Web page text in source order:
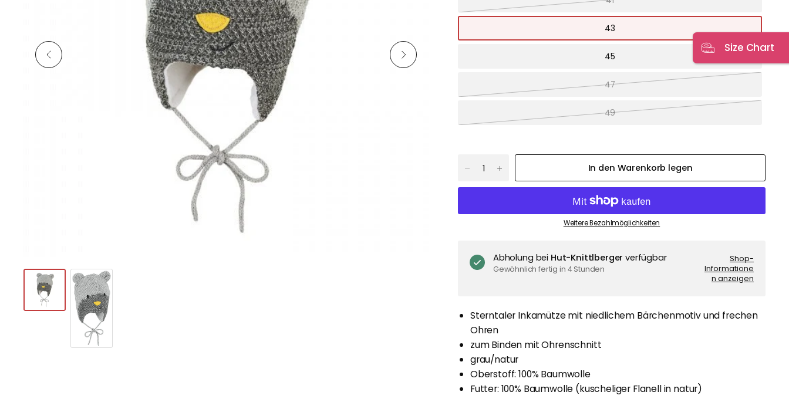
43
45
47
49
In den Warenkorb legen
Weitere Bezahlmöglichkeiten
Abholung bei Hut-Knittlberger verfügbar
Gewöhnlich fertig in 4 Stunden
Shop-
Informatione
n anzeigen
Sterntaler Inkamütze mit niedlichem Bärchenmotiv und frechen
Ohren
zum Binden mit Ohrenschnitt
grau/natur
Oberstoff: 100% Baumwolle
Futter: 100% Baumwolle (kuscheliger Flanell in natur)
Size Chart